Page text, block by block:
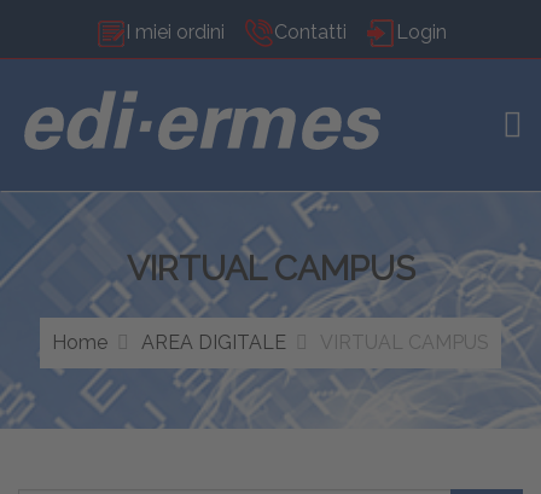
I miei ordini Contatti Login
VIRTUAL CAMPUS
Home AREA DIGITALE VIRTUAL CAMPUS